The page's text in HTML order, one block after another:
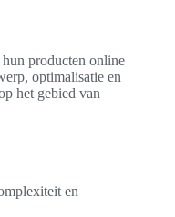
producten online
optimalisatie en
het gebied van
en